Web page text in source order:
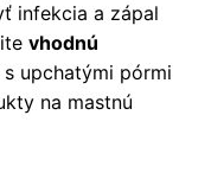
infekcia a zápal
vhodnú
upchatými pórmi
na mastnú